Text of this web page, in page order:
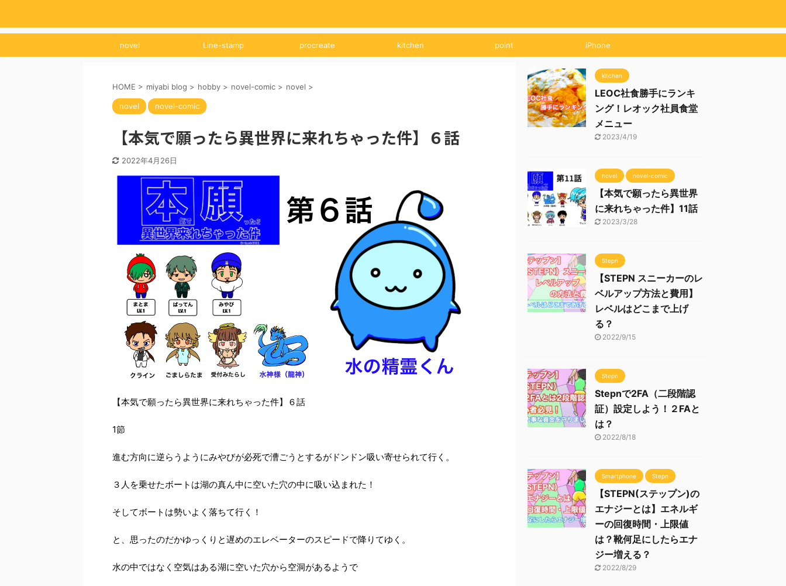
novel Line-stamp procreate kitchen point iPhone
HOME > miyabi blog > hobby > novel-comic > novel >
novel novel-comic
【本気で願ったら異世界に来れちゃった件】６話
2022年4月26日
【本気で願ったら異世界に来れちゃった件】６話
1節
進む方向に逆らうようにみやびが必死で漕ごうとするがドンドン吸い寄せられて行く。
３人を乗せたボートは湖の真ん中に空いた穴の中に吸い込まれた！
そしてボートは勢いよく落ちて行く！
と、思ったのだかゆっくりと遅めのエレベーターのスピードで降りてゆく。
水の中ではなく空気はある湖に空いた穴から空洞があるようで
kitchen
LEOC社食勝手にランキ
ング！レオック社員食堂
メニュー
2023/4/19
novel novel-comic
【本気で願ったら異世界
に来れちゃった件】11話
2023/3/28
Stepn
【STEPN スニーカーのレ
ベルアップ方法と費用】
レベルはどこまで上げ
る？
2022/9/15
Stepn
Stepnで2FA（二段階認
証）設定しよう！２FAと
は？
2022/8/18
Smartphone Stepn
【STEPN(ステップン)の
エナジーとは】エネルギ
ーの回復時間・上限値
は？靴何足にしたらエナ
ジー増える？
2022/8/29